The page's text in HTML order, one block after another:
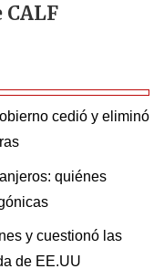
cedió y eliminó
quiénes
y cuestionó las
de EE.UU